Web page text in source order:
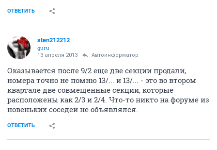
ОТВЕТИТЬ
sten212212
guru
13 апреля 2013 Автоинформатор
Оказывается после 9/2 еще две секции продали,
номера точно не помню 13/... и 13/... - это во втором
квартале две совмещенные секции, которые
расположены как 2/3 и 2/4. Что-то никто на форуме из
новеньких соседей не объявлялся.
ОТВЕТИТЬ